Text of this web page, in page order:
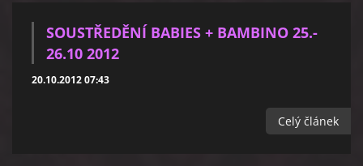
SOUSTŘEDĚNÍ BABIES + BAMBINO 25.-
26.10 2012
20.10.2012 07:43
Celý článek